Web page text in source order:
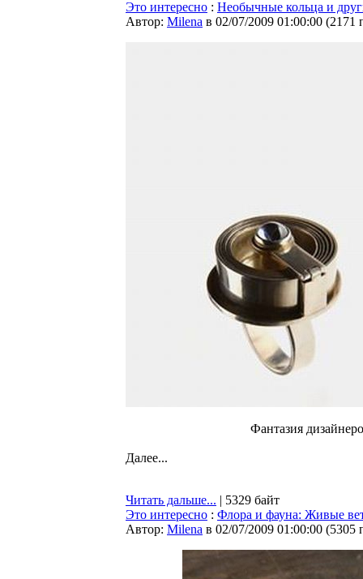
Это интересно : Необычные кольца и
Автор: Milena в 02/07/2009 01:00:00 (2171
Фантазия
Далее...
Читать дальше... | 5329 байт
Это интересно : Флора и фауна: Живые
Автор: Milena в 02/07/2009 01:00:00 (5305